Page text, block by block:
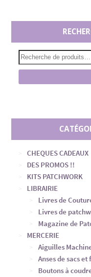
CHEQUES CADEAUX
DES PROMOS !!
KITS PATCHWORK
LIBRAIRIE
Livres de
Livres de
Magazine de
MERCERIE
Aiguilles
Anses de sacs
Boutons à